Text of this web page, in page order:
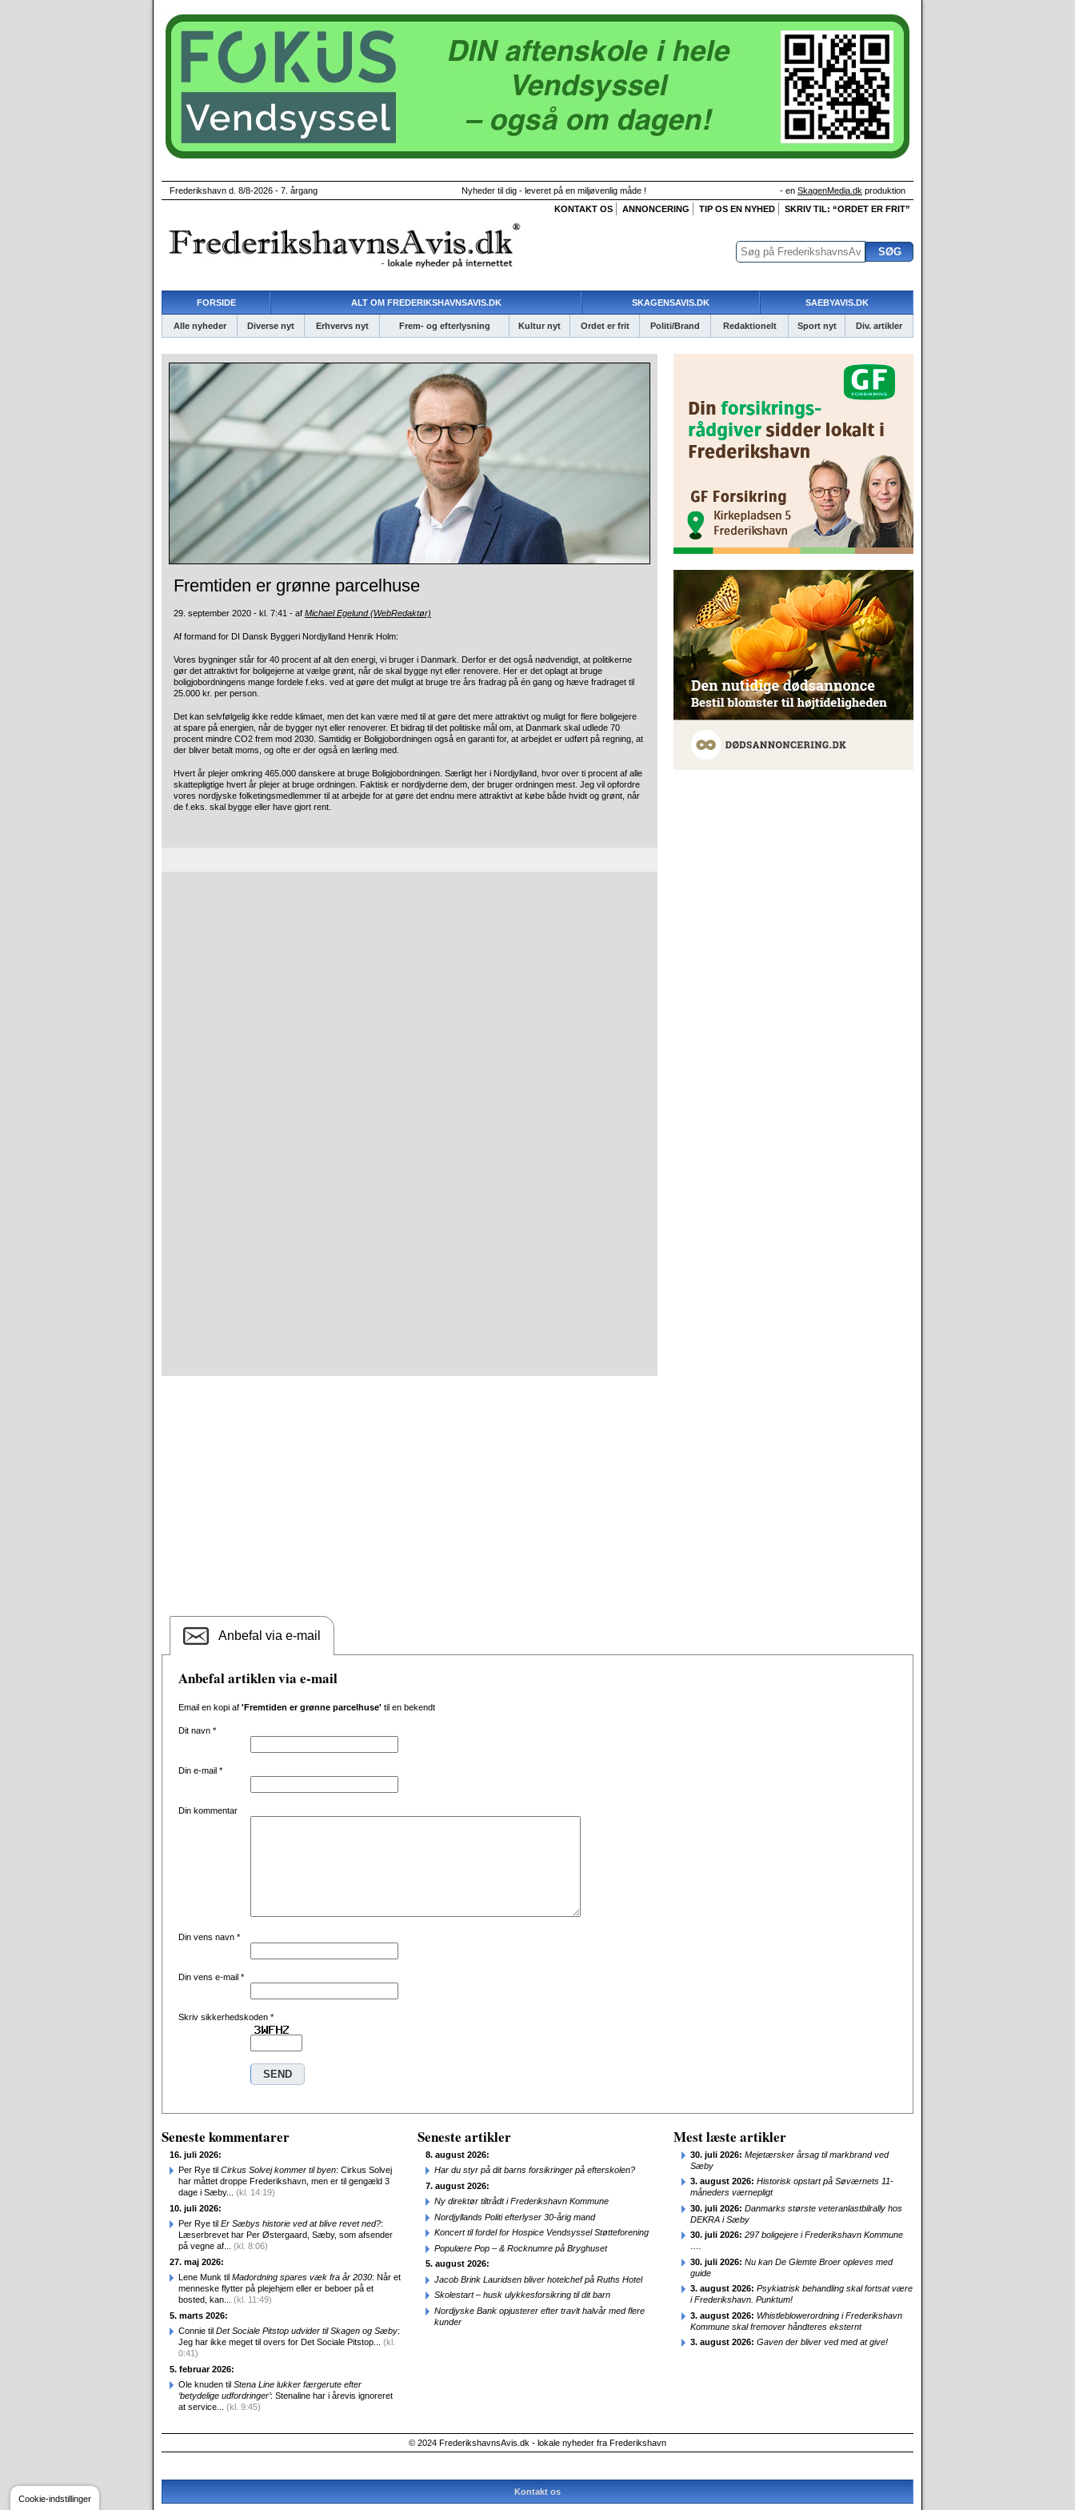
Frederikshavn d. 8/8-2026 - 7. årgang Nyheder til dig - leveret på en miljøvenlig måde ! - en SkagenMedia.dk produktion
KONTAKT OS
ANNONCERING TIP OS EN NYHED SKRIV TIL: “ORDET ER FRIT”
FORSIDE ALT OM FREDERIKSHAVNSAVIS.DK SKAGENSAVIS.DK SAEBYAVIS.DK
Alle nyheder Diverse nyt Erhvervs nyt Frem- og efterlysning Kultur nyt Ordet er frit Politi/Brand Redaktionelt Sport nyt Div. artikler
Fremtiden er grønne parcelhuse
29. september 2020 - kl. 7:41 - af Michael Egelund (WebRedaktør)
Af formand for DI Dansk Byggeri Nordjylland Henrik Holm:
Vores bygninger står for 40 procent af alt den energi, vi bruger i Danmark. Derfor er det også nødvendigt, at politikerne
gør det attraktivt for boligejerne at vælge grønt, når de skal bygge nyt eller renovere. Her er det oplagt at bruge
boligjobordningens mange fordele f.eks. ved at gøre det muligt at bruge tre års fradrag på én gang og hæve fradraget til
25.000 kr. per person.
Det kan selvfølgelig ikke redde klimaet, men det kan være med til at gøre det mere attraktivt og muligt for flere boligejere
at spare på energien, når de bygger nyt eller renoverer. Et bidrag til det politiske mål om, at Danmark skal udlede 70
procent mindre CO2 frem mod 2030. Samtidig er Boligjobordningen også en garanti for, at arbejdet er udført på regning, at
der bliver betalt moms, og ofte er der også en lærling med.
Hvert år plejer omkring 465.000 danskere at bruge Boligjobordningen. Særligt her i Nordjylland, hvor over ti procent af alle
skattepligtige hvert år plejer at bruge ordningen. Faktisk er nordjyderne dem, der bruger ordningen mest. Jeg vil opfordre
vores nordjyske folketingsmedlemmer til at arbejde for at gøre det endnu mere attraktivt at købe både hvidt og grønt, når
de f.eks. skal bygge eller have gjort rent.
Anbefal via e-mail
Anbefal artiklen via e-mail
Email en kopi af 'Fremtiden er grønne parcelhuse' til en bekendt
Dit navn *
Din e-mail *
Din kommentar
Din vens navn *
Din vens e-mail *
Skriv sikkerhedskoden *
Seneste kommentarer
16. juli 2026:
Per Rye til Cirkus Solvej kommer til byen: Cirkus Solvej
har måttet droppe Frederikshavn, men er til gengæld 3
dage i Sæby... (kl. 14:19)
10. juli 2026:
Per Rye til Er Sæbys historie ved at blive revet ned?:
Læserbrevet har Per Østergaard, Sæby, som afsender
på vegne af... (kl. 8:06)
27. maj 2026:
Lene Munk til Madordning spares væk fra år 2030: Når et
menneske flytter på plejehjem eller er beboer på et
bosted, kan... (kl. 11:49)
5. marts 2026:
Connie til Det Sociale Pitstop udvider til Skagen og Sæby:
Jeg har ikke meget til overs for Det Sociale Pitstop... (kl.
0:41)
5. februar 2026:
Ole knuden til Stena Line lukker færgerute efter
‘betydelige udfordringer’: Stenaline har i årevis ignoreret
at service... (kl. 9:45)
Seneste artikler
8. august 2026:
Har du styr på dit barns forsikringer på efterskolen?
7. august 2026:
Ny direktør tiltrådt i Frederikshavn Kommune
Nordjyllands Politi efterlyser 30-årig mand
Koncert til fordel for Hospice Vendsyssel Støtteforening
Populære Pop – & Rocknumre på Bryghuset
5. august 2026:
Jacob Brink Lauridsen bliver hotelchef på Ruths Hotel
Skolestart – husk ulykkesforsikring til dit barn
Nordjyske Bank opjusterer efter travlt halvår med flere
kunder
Mest læste artikler
30. juli 2026: Mejetærsker årsag til markbrand ved
Sæby
3. august 2026: Historisk opstart på Søværnets 11-
måneders værnepligt
30. juli 2026: Danmarks største veteranlastbilrally hos
DEKRA i Sæby
30. juli 2026: 297 boligejere i Frederikshavn Kommune
….
30. juli 2026: Nu kan De Glemte Broer opleves med
guide
3. august 2026: Psykiatrisk behandling skal fortsat være
i Frederikshavn. Punktum!
3. august 2026: Whistleblowerordning i Frederikshavn
Kommune skal fremover håndteres eksternt
3. august 2026: Gaven der bliver ved med at give!
© 2024 FrederikshavnsAvis.dk - lokale nyheder fra Frederikshavn
Kontakt os
Cookie-indstillinger